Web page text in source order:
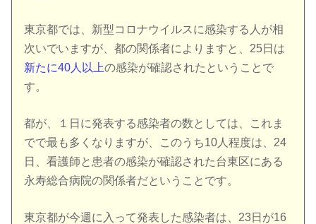
東京都では、新型コロナウイルスに感染する人が相
次いでいますが、都の関係者によりますと、25日は
新たに40人以上の感染が確認されたということで
す。
都が、１日に発表する感染者の数としては、これま
でで最も多くなりますが、このうち10人程度は、24
日、看護師と患者の感染が確認された台東区にある
永寿総合病院の関係者だということです。
東京都が今週に入って発表した感染者は、23日が16